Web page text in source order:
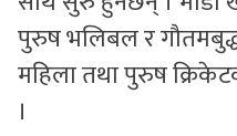
पुरुष भलिबल र गौतमबुद्ध
महिला तथा पुरुष
।